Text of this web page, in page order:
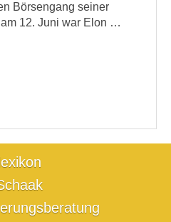
Börsengang seiner
12. Juni war Elon …